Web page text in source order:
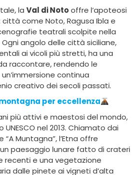
la Val di Notooffre l’apoteosi
città come Noto, Ragusa Ibla e
teatrali scolpite nella
angolo delle città siciliane,
ai vicoli più stretti, ha una
raccontare, rendendo le
continua
creativo dei secoli passati.
per eccellenza
più attivi e maestosi del mondo,
nel 2013. Chiamato dai
Muntagna”, l’Etna offre
paesaggio lunare fatto di crateri
recenti e una vegetazione
dalle pinete ai vigneti d’alta